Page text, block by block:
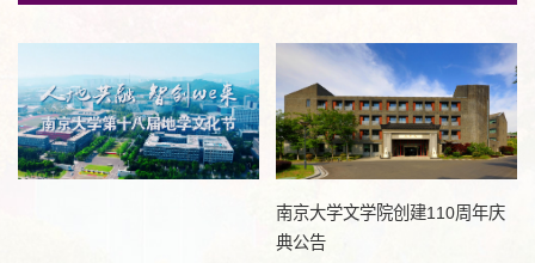
南京大学文学院创建110周年庆
典公告